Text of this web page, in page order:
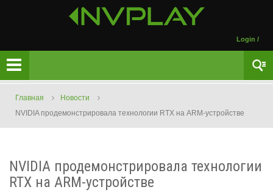
Login /
Главная
Новости
NVIDIA продемонстрировала технологии RTX на ARM-устройстве
NVIDIA продемонстрировала технологии
RTX на ARM-устройстве